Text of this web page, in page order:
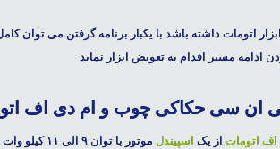
اتومات داشته باشد با یکبار برنامه گرفتن می توان
مسیر اقدام به تعویض ابزار نماید
ان سی حکاکی چوب و ام دی اف
از یک اسپیندل موتور با توان ۹ الی ۱۱ کیلو وات ساعت قدرت گرفته است .